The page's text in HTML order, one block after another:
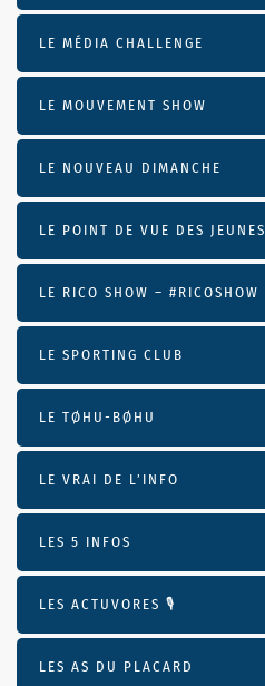
LE MÉDIA CHALLENGE
LE MOUVEMENT SHOW
LE NOUVEAU DIMANCHE
LE POINT DE VUE DES JEUNES
LE RICO SHOW – #RICOSHOW
LE SPORTING CLUB
LE TØHU-BØHU
LE VRAI DE L’INFO
LES 5 INFOS
LES ACTUVORES 🎙
LES AS DU PLACARD